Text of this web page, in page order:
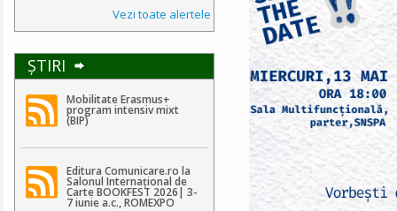
Vezi toate alertele
ŞTIRI
Mobilitate Erasmus+
program intensiv mixt
(BIP)
Editura Comunicare.ro la
Salonul Internațional de
Carte BOOKFEST 2026| 3-
7 iunie a.c., ROMEXPO